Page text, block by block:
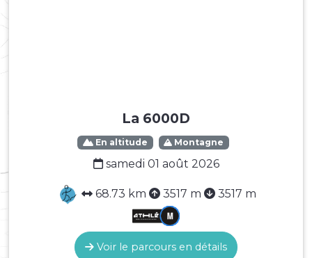
La 6000D
En altitude Montagne
samedi 01 août 2026
68.73 km 3517 m 3517 m
Voir le parcours en détails